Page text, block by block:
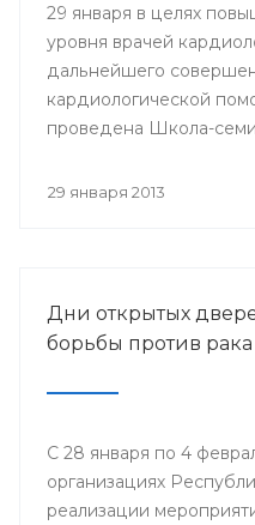
29 января в целях
уровня врачей
дальнейшего
кардиологической
проведена Школа-
29 января 2013
Дни открытых
борьбы против рака
С 28 января по 4
организациях
реализации